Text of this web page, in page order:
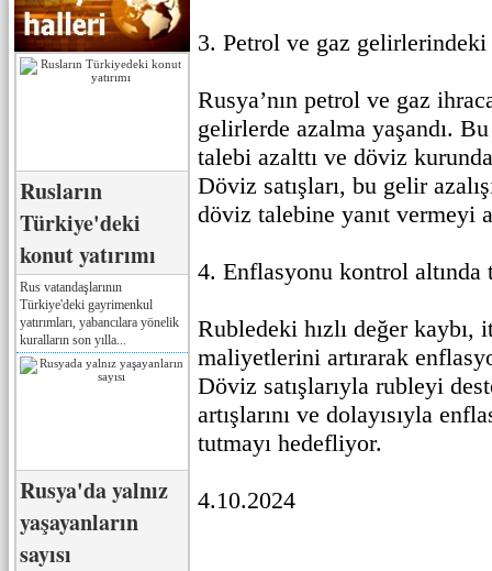
Rusların
Türkiye'deki
konut yatırımı
Rus vatandaşlarının
Türkiye'deki gayrimenkul
yatırımları, yabancılara yönelik
kuralların son yılla...
Rusya'da yalnız
yaşayanların
sayısı
3. Petrol ve gaz gelirlerindeki
Rusya’nın petrol ve gaz
gelirlerde azalma yaşandı.
talebi azalttı ve döviz
Döviz satışları, bu gelir
döviz talebine yanıt vermeyi
4. Enflasyonu kontrol altında
Rubledeki hızlı değer kaybı,
maliyetlerini artırarak
Döviz satışlarıyla rubleyi
artışlarını ve dolayısıyla
tutmayı hedefliyor.
4.10.2024